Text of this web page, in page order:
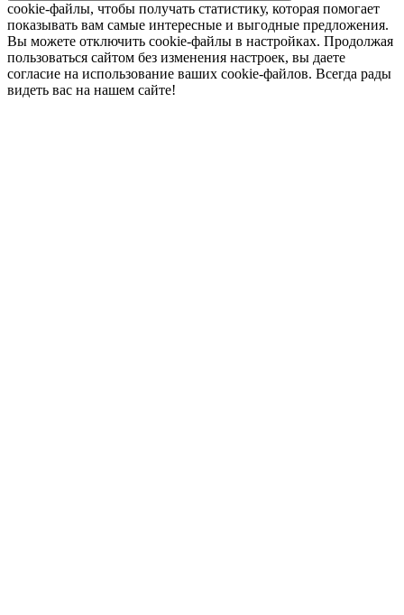
cookie-файлы, чтобы получать статистику, которая помогает
показывать вам самые интересные и выгодные предложения.
Вы можете отключить cookie-файлы в настройках. Продолжая
пользоваться сайтом без изменения настроек, вы даете
согласие на использование ваших cookie-файлов. Всегда рады
видеть вас на нашем сайте!